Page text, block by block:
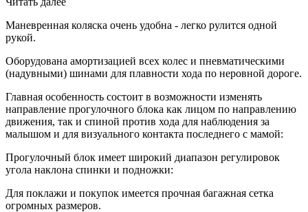
Маневренная коляска очень удобна - легко рулится одной
рукой.
Оборудована амортизацией всех колес и пневматическими
(надувными) шинами для плавности хода по неровной дороге.
Главная особенность состоит в возможности изменять
направление прогулочного блока как лицом по направлению
движения, так и спиной против хода для наблюдения за
малышом и для визуального контакта последнего с мамой:
Прогулочный блок имеет широкий диапазон регулировок
угола наклона спинки и подножки:
Для поклажи и покупок имеется прочная багажная сетка
огромных размеров.